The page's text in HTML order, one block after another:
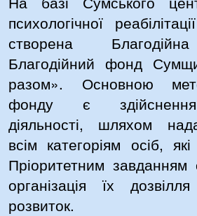
психологічної
створена
Благодійний фонд
разом». Основною
фонду є здійснення
діяльності, шляхом
всім категоріям осіб,
Пріоритетним завданням
організація їх
розвиток.